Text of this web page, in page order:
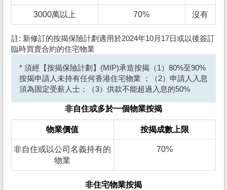
3000萬以上 70% 沒有
註: 新修訂的按揭保險計劃適用於2024年10月17日或以後簽訂
臨時買賣合約的住宅物業
* 須經【按揭保險計劃】(MIP)承造按揭（1）80%至90%
按揭申請人未持有任何香港住宅物業 ；（2）申請人入息
須為固定受薪人士；（3）供款不能超過入息的50%
非自住或多於一個物業按揭
物業價值 按揭成數上限
非自住或以公司名義持有的
物業
70%
非住宅物業按揭